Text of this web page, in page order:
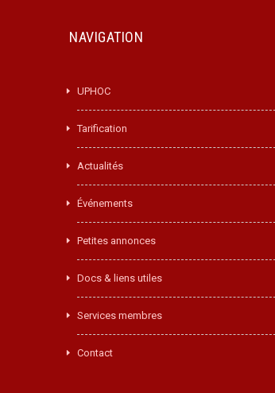
NAVIGATION
UPHOC
Tarification
Actualités
Événements
Petites annonces
Docs & liens utiles
Services membres
Contact